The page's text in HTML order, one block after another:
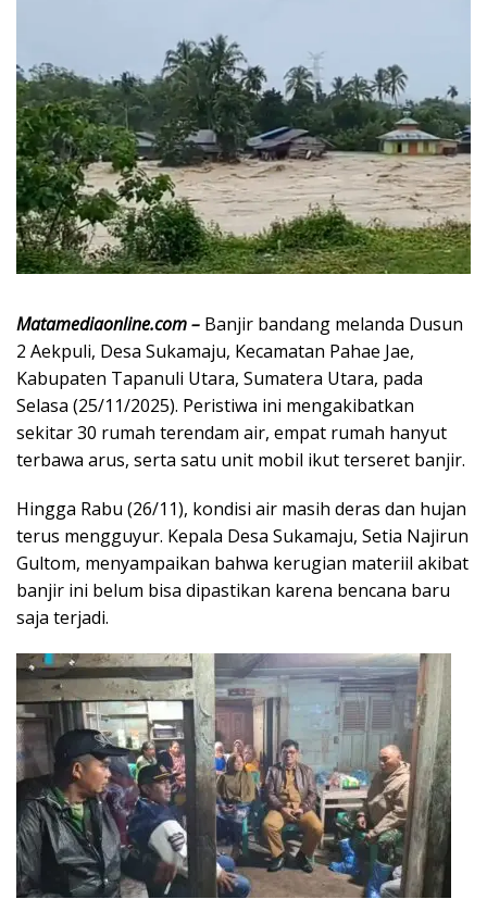
Matamediaonline.com – Banjir bandang melanda Dusun
2 Aekpuli, Desa Sukamaju, Kecamatan Pahae Jae,
Kabupaten Tapanuli Utara, Sumatera Utara, pada
Selasa (25/11/2025). Peristiwa ini mengakibatkan
sekitar 30 rumah terendam air, empat rumah hanyut
terbawa arus, serta satu unit mobil ikut terseret banjir.
Hingga Rabu (26/11), kondisi air masih deras dan hujan
terus mengguyur. Kepala Desa Sukamaju, Setia Najirun
Gultom, menyampaikan bahwa kerugian materiil akibat
banjir ini belum bisa dipastikan karena bencana baru
saja terjadi.